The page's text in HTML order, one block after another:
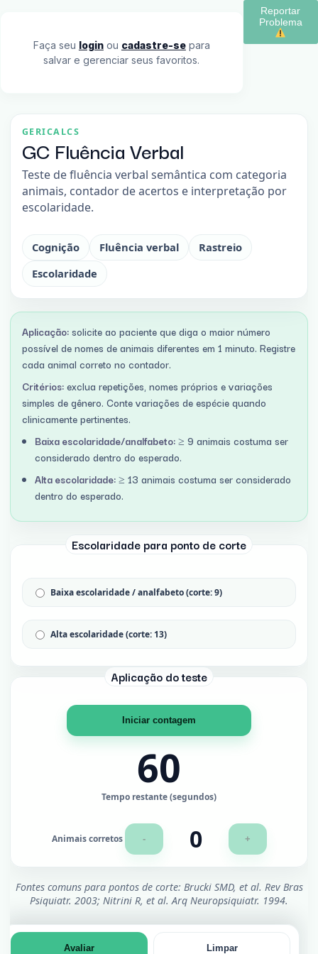
Faça seu loginou cadastre-separa
salvar e gerenciar seus favoritos.
Reportar
GERICALCS
GC Fluência Verbal
Teste de fluência verbal semântica com categoria
animais, contador de acertos e interpretação por
escolaridade.
Cognição Fluência verbal
Rastreio
Escolaridade
Aplicação:solicite ao paciente que diga o maior número
possível de nomes de animais diferentes em 1 minuto. Registre
cada animal correto no contador.
Critérios:exclua repetições, nomes próprios e variações
simples de gênero. Conte variações de espécie quando
clinicamente pertinentes.
Baixa escolaridade/analfabeto:≥ 9 animais costuma ser
considerado dentro do esperado.
Alta escolaridade:≥ 13 animais costuma ser considerado
dentro do esperado.
Escolaridade para ponto de corte
Baixa escolaridade / analfabeto (corte: 9)
Alta escolaridade (corte: 13)
Aplicação do teste
Iniciar contagem
60
Tempo restante (segundos)
Animais corretos - 0 +
Fontes comuns para pontos de corte: Brucki SMD, et al. Rev Bras
Psiquiatr. 2003; Nitrini R, et al. Arq Neuropsiquiatr. 1994.
Avaliar Limpar